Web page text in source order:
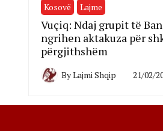
Kosovë Lajme
Vuçiq: Ndaj grupit të
ngrihen aktakuza për
përgjithshëm
ByLajmi Shqip 21/02/